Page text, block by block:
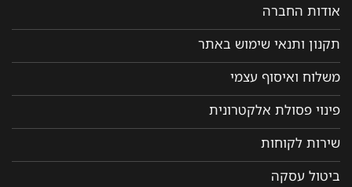
אודות החברה
תקנון ותנאי שימוש באתר
משלוח ואיסוף עצמי
פינוי פסולת אלקטרונית
שירות לקוחות
ביטול עסקה